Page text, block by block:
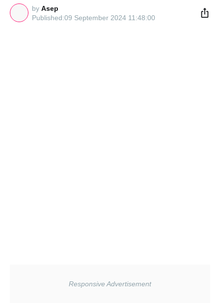
by Asep
09 September 2024 11:48:00